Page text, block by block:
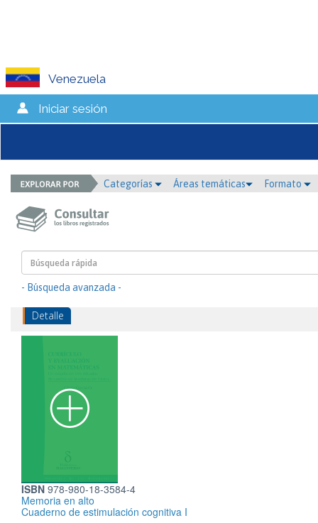
Venezuela
Iniciar sesión
Categorías Áreas temáticas Formato
- Búsqueda avanzada -
Detalle
ISBN 978-980-18-3584-4
Memoria en alto
Cuaderno de estimulación cognitiva I